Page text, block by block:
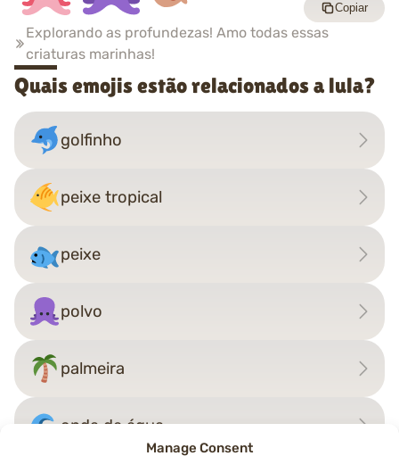
Manage Consent
Explorando as profundezas! Amo todas essas
criaturas marinhas!
Copiar
Quais emojis estão relacionados a lula?
golfinho
peixe tropical
peixe
polvo
palmeira
onda de água